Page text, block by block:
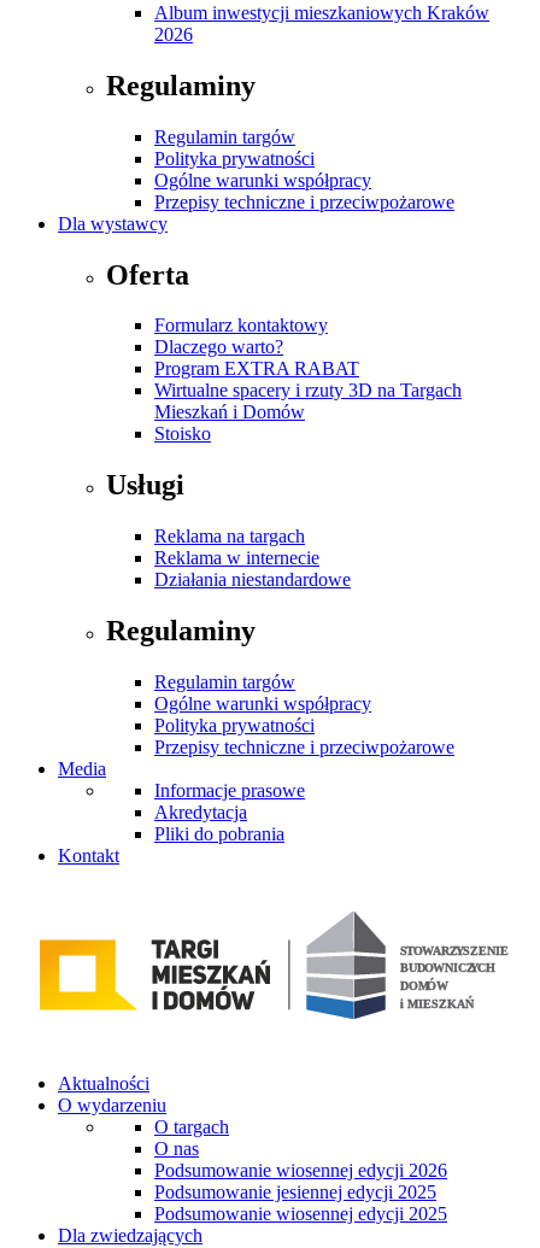
Album inwestycji mieszkaniowych Kraków
2026
Regulaminy
Regulamin targów
Polityka prywatności
Ogólne warunki współpracy
Przepisy techniczne i przeciwpożarowe
Dla wystawcy
Oferta
Formularz kontaktowy
Dlaczego warto?
Program EXTRA RABAT
Wirtualne spacery i rzuty 3D na Targach
Mieszkań i Domów
Stoisko
Usługi
Reklama na targach
Reklama w internecie
Działania niestandardowe
Regulaminy
Regulamin targów
Ogólne warunki współpracy
Polityka prywatności
Przepisy techniczne i przeciwpożarowe
Media
Informacje prasowe
Akredytacja
Pliki do pobrania
Kontakt
Aktualności
O wydarzeniu
O targach
O nas
Podsumowanie wiosennej edycji 2026
Podsumowanie jesiennej edycji 2025
Podsumowanie wiosennej edycji 2025
Dla zwiedzających